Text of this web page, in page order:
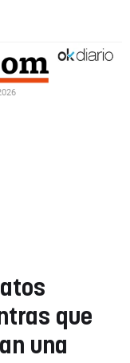
que
una